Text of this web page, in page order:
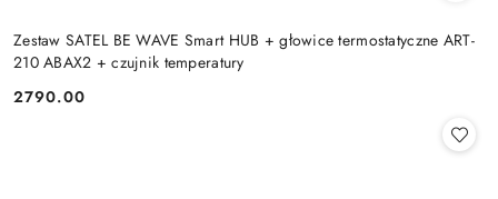
Zestaw SATEL BE WAVE Smart HUB + głowice termostatyczne ART-
210 ABAX2 + czujnik temperatury
Cena:
2790.00